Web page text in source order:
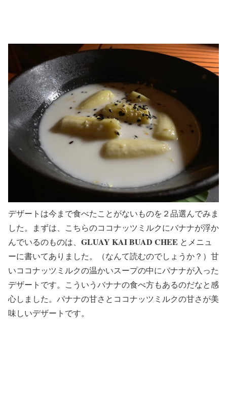
デザートは今まで食べたことがないものを２品選んでみま
した。まずは、こちらのココナッツミルクにバナナが浮か
んでいるのものは、 GLUAY KAI BUAD CHEE とメニュ
ーに書いてありました。（なんて読むのでしょうか？）甘
いココナッツミルクの温かいスープの中にバナナが入った
デザートです。こういうバナナの食べ方もあるのだなと感
心しました。バナナの甘さとココナッツミルクの甘さが美
味しいデザートです。